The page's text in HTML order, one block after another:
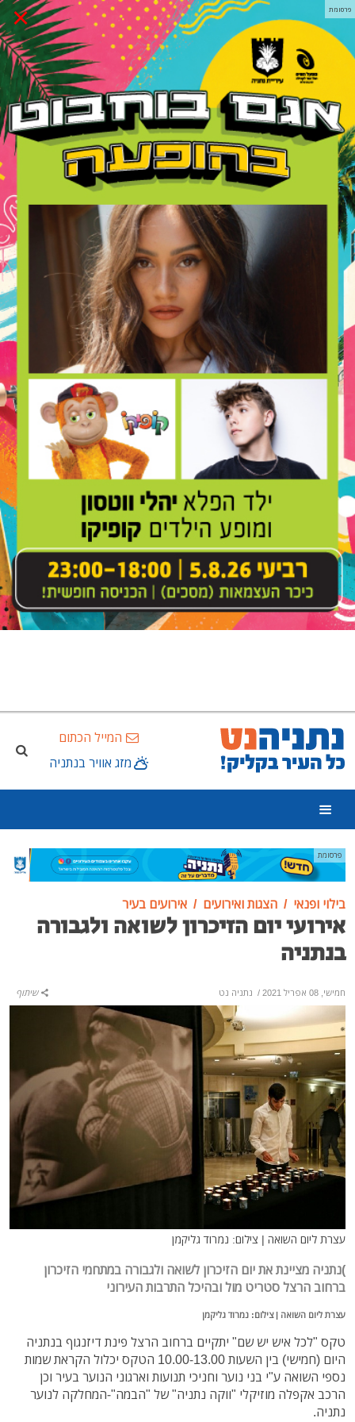
× פרסומת
המייל הכתום
מזג אוויר בנתניה
פרסומת
בילוי ופנאי הצגות ואירועים אירועים בעיר
אירועי יום הזיכרון לשואה ולגבורה
בנתניה
חמישי, 08 אפריל 2021 / נתניה נט שיתוף
עצרת ליום השואה | צילום: נמרוד גליקמן
)נתניה מציינת את יום הזיכרון לשואה ולגבורה במתחמי הזיכרון
ברחוב הרצל סטריט מול ובהיכל התרבות העירוני
עצרת ליום השואה | צילום: נמרוד גליקמן
טקס "לכל איש יש שם" יתקיים ברחוב הרצל פינת דיזנגוף בנתניה
היום (חמישי) בין השעות 10.00-13.00 הטקס יכלול הקראת שמות
נספי השואה ע"י בני נוער וחניכי תנועות וארגוני הנוער בעיר וכן
הרכב אקפלה מוזיקלי "ווקה נתניה" של "הבמה"-המחלקה לנוער
נתניה.